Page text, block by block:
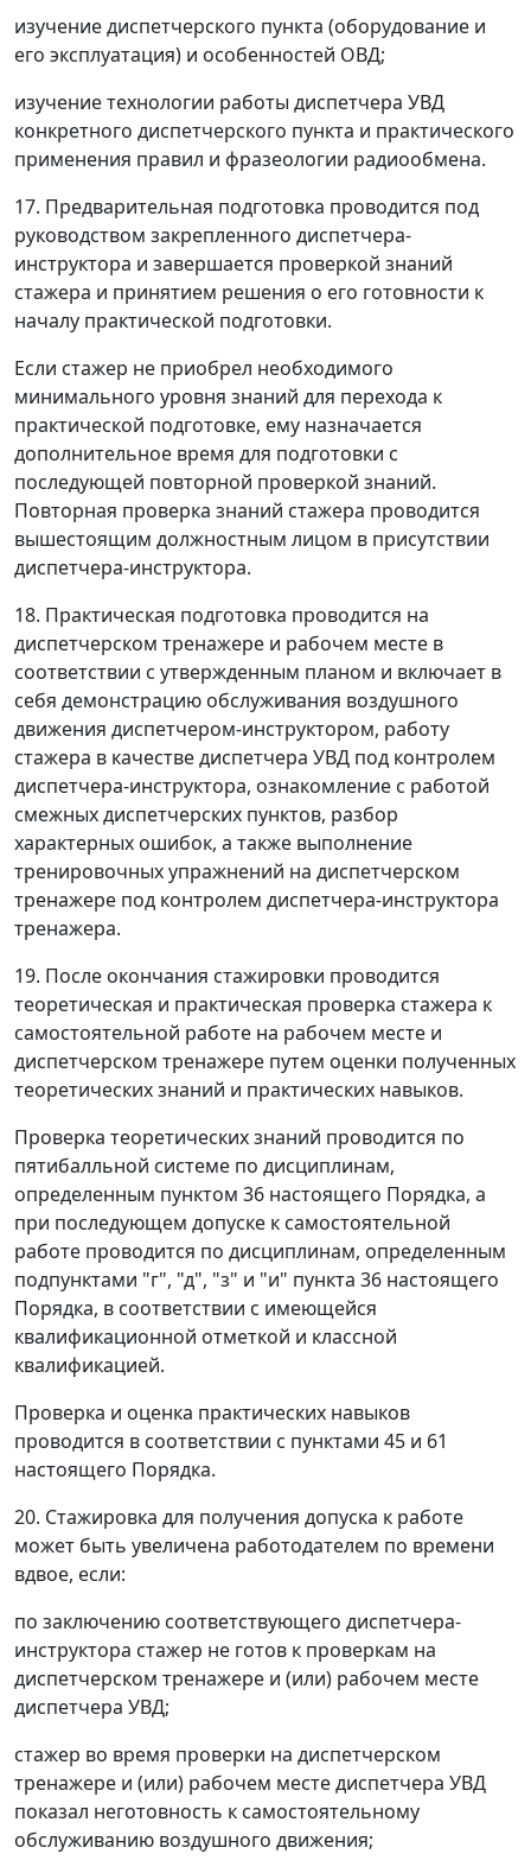
изучение диспетчерского пункта (оборудование и
его эксплуатация) и особенностей ОВД;
изучение технологии работы диспетчера УВД
конкретного диспетчерского пункта и практического
применения правил и фразеологии радиообмена.
17. Предварительная подготовка проводится под
руководством закрепленного диспетчера-
инструктора и завершается проверкой знаний
стажера и принятием решения о его готовности к
началу практической подготовки.
Если стажер не приобрел необходимого
минимального уровня знаний для перехода к
практической подготовке, ему назначается
дополнительное время для подготовки с
последующей повторной проверкой знаний.
Повторная проверка знаний стажера проводится
вышестоящим должностным лицом в присутствии
диспетчера-инструктора.
18. Практическая подготовка проводится на
диспетчерском тренажере и рабочем месте в
соответствии с утвержденным планом и включает в
себя демонстрацию обслуживания воздушного
движения диспетчером-инструктором, работу
стажера в качестве диспетчера УВД под контролем
диспетчера-инструктора, ознакомление с работой
смежных диспетчерских пунктов, разбор
характерных ошибок, а также выполнение
тренировочных упражнений на диспетчерском
тренажере под контролем диспетчера-инструктора
тренажера.
19. После окончания стажировки проводится
теоретическая и практическая проверка стажера к
самостоятельной работе на рабочем месте и
диспетчерском тренажере путем оценки полученных
теоретических знаний и практических навыков.
Проверка теоретических знаний проводится по
пятибалльной системе по дисциплинам,
определенным пунктом 36 настоящего Порядка, а
при последующем допуске к самостоятельной
работе проводится по дисциплинам, определенным
подпунктами "г", "д", "з" и "и" пункта 36 настоящего
Порядка, в соответствии с имеющейся
квалификационной отметкой и классной
квалификацией.
Проверка и оценка практических навыков
проводится в соответствии с пунктами 45 и 61
настоящего Порядка.
20. Стажировка для получения допуска к работе
может быть увеличена работодателем по времени
вдвое, если:
по заключению соответствующего диспетчера-
инструктора стажер не готов к проверкам на
диспетчерском тренажере и (или) рабочем месте
диспетчера УВД;
стажер во время проверки на диспетчерском
тренажере и (или) рабочем месте диспетчера УВД
показал неготовность к самостоятельному
обслуживанию воздушного движения;